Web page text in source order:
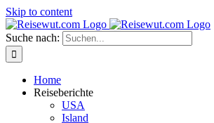
Skip to content
Suche nach:
Home
Reiseberichte
USA
Island